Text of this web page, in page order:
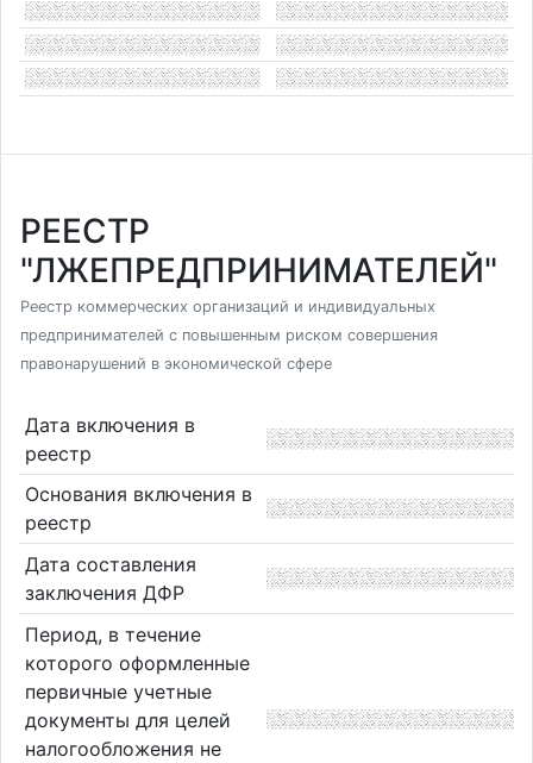
РЕЕСТР
"ЛЖЕПРЕДПРИНИМАТЕЛЕЙ"
Реестр коммерческих организаций и индивидуальных
предпринимателей с повышенным риском совершения
правонарушений в экономической сфере
Дата включения в
реестр
Основания включения в
реестр
Дата составления
заключения ДФР
Период, в течение
которого оформленные
первичные учетные
документы для целей
налогообложения не